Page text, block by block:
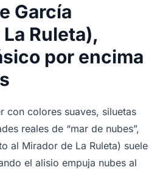
García
Ruleta),
por encima
con colores suaves, siluetas
reales de “mar de nubes”,
al Mirador de La Ruleta) suele
el alisio empuja nubes al